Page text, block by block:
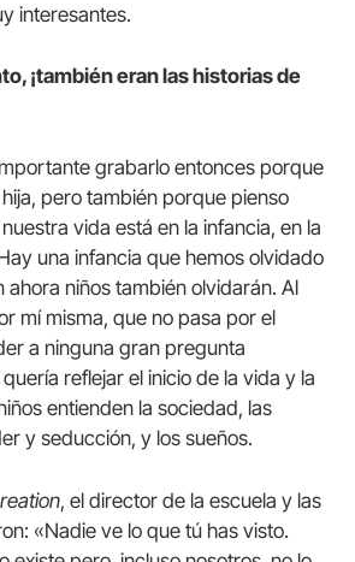
interesantes.
¡también eran las historias de
grabarlo entonces porque
pero también porque pienso
vida está en la infancia, en la
una infancia que hemos olvidado
ahora niños también olvidarán. Al
mí misma, que no pasa por el
a ninguna gran pregunta
reflejar el inicio de la vida y la
entienden la sociedad, las
y seducción, y los sueños.
, el director de la escuela y las
«Nadie ve lo que tú has visto.